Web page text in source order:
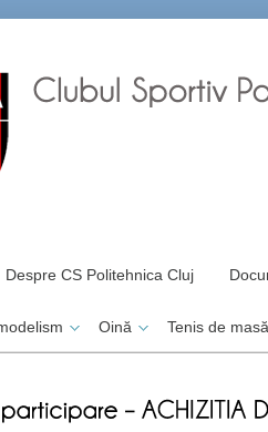
Despre CS Politehnica Cluj
Oină Tenis de masă